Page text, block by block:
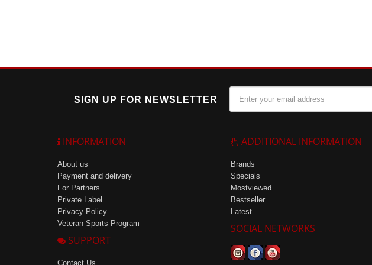
SIGN UP FOR NEWSLETTER
INFORMATION
About us
Payment and delivery
For Partners
Private Label
Privacy Policy
Veteran Sports Program
SUPPORT
Contact Us
ADDITIONAL INFORMATION
Brands
Specials
Mostviewed
Bestseller
Latest
SOCIAL NETWORKS